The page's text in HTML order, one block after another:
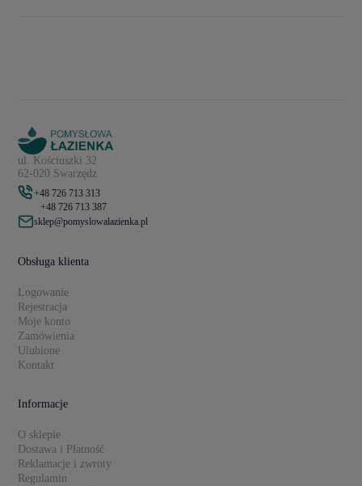
ul. Kościuszki 32
62-020 Swarzędz
+48 726 713 313
+48 726 713 387
sklep@pomyslowalazienka.pl
Obsługa klienta
Logowanie
Rejestracja
Moje konto
Zamówienia
Ulubione
Kontakt
Informacje
O sklepie
Dostawa i Płatność
Reklamacje i zwroty
Regulamin